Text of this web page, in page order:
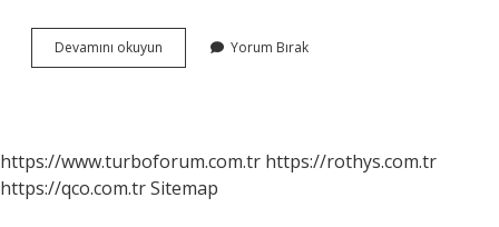
Devamını okuyun
Kim
Yorum Bırak
https://www.turboforum.com.tr https://rothys.com.tr
https://qco.com.trSitemap